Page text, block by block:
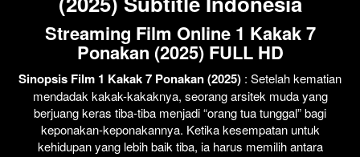
Streaming Film Online 1 Kakak 7
Ponakan (2025) FULL HD
Sinopsis Film 1 Kakak 7 Ponakan (2025) : Setelah kematian
mendadak kakak-kakaknya, seorang arsitek muda yang
berjuang keras tiba-tiba menjadi “orang tua tunggal” bagi
keponakan-keponakannya. Ketika kesempatan untuk
kehidupan yang lebih baik tiba, ia harus memilih antara